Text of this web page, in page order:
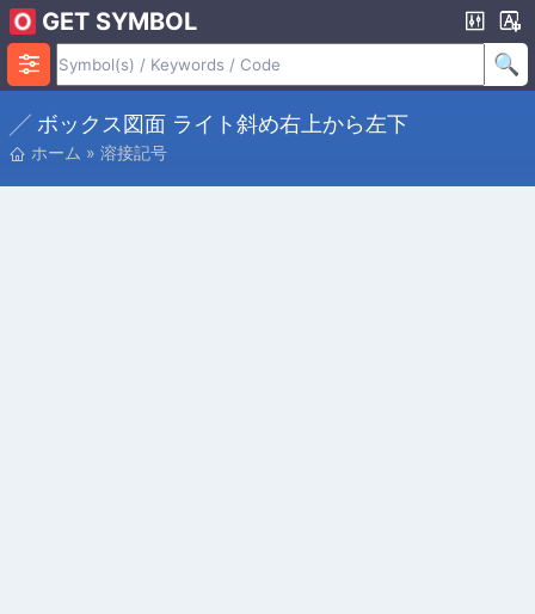
GET SYMBOL
╱ ボックス図面 ライト斜め右上から左下
ホーム » 溶接記号